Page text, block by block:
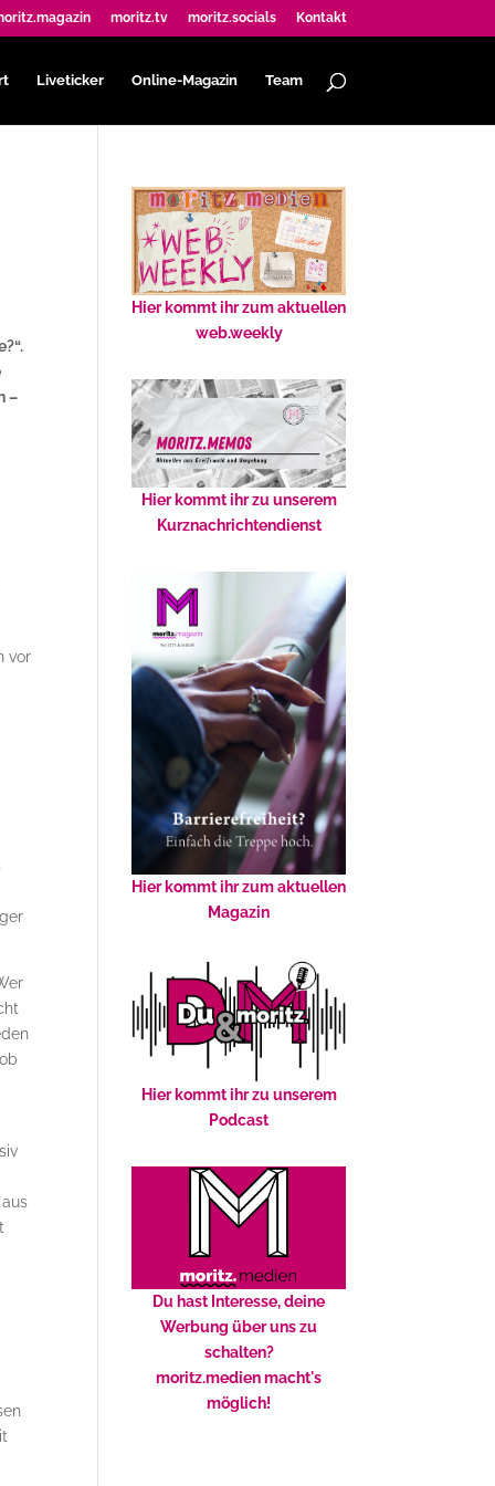
moritz.tv moritz.socials Kontakt
Liveticker Online-Magazin Team
–
vor
Hier kommt ihr zum aktuellen
web.weekly
Hier kommt ihr zu unserem
Kurznachrichtendienst
Hier kommt ihr zum aktuellen
Magazin
Hier kommt ihr zu unserem
Podcast
Du hast Interesse, deine
Werbung über uns zu
schalten?
moritz.medien macht's
möglich!